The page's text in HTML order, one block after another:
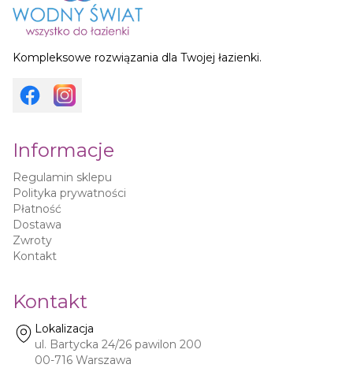
Kompleksowe rozwiązania dla Twojej łazienki.
Informacje
Regulamin sklepu
Polityka prywatności
Płatność
Dostawa
Zwroty
Kontakt
Kontakt
Lokalizacja
ul. Bartycka 24/26 pawilon 200
00-716 Warszawa